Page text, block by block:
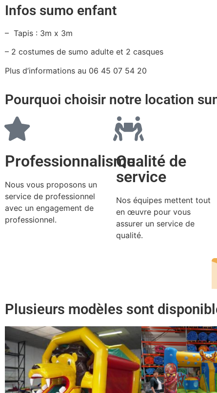
Infos sumo enfant
– Tapis : 3m x 3m
– 2 costumes de sumo adulte et 2 casques
Plus d’informations au 06 45 07 54 20
Pourquoi choisir notre location
Professionnalisme
Nous vous proposons un
service de professionnel
avec un engagement de
professionnel.
Qualité de
service
Nos équipes mettent tout
en œuvre pour vous
assurer un service de
qualité.
Plusieurs modèles sont